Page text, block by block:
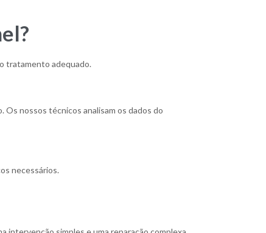
tratamento adequado.
Os nossos técnicos analisam os dados do
necessários.